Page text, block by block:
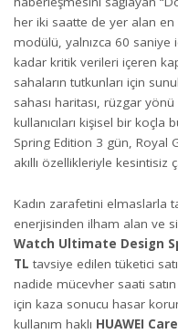
her iki saatte de yer alan en
modülü, yalnızca 60 saniye
kadar kritik verileri içeren
sahaların tutkunları için
sahası haritası, rüzgar
kullanıcıları kişisel bir koçla
Spring Edition 3 gün, Royal
akıllı özellikleriyle kesintisiz
Kadın zarafetini elmaslarla
enerjisinden ilham alan ve
Watch Ultimate Design
TL tavsiye edilen tüketici
nadide mücevher saati
için kaza sonucu hasar
kullanım haklı HUAWEI